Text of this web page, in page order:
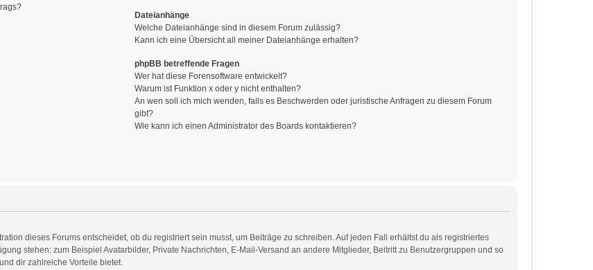
Dateianhänge
Welche Dateianhänge sind in diesem Forum zulässig?
Kann ich eine Übersicht all meiner Dateianhänge erhalten?
phpBB betreffende Fragen
Wer hat diese Forensoftware entwickelt?
Warum ist Funktion x oder y nicht enthalten?
An wen soll ich mich wenden, falls es Beschwerden oder juristische Anfragen zu diesem Forum
gibt?
Wie kann ich einen Administrator des Boards kontaktieren?
dieses Forums entscheidet, ob du registriert sein musst, um Beiträge zu schreiben. Auf jeden Fall erhältst du als registriertes
stehen: zum Beispiel Avatarbilder, Private Nachrichten, E-Mail-Versand an andere Mitglieder, Beitritt zu Benutzergruppen und so
dir zahlreiche Vorteile bietet.